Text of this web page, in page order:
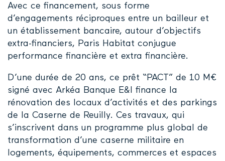
Avec ce financement, sous forme
d’engagements réciproques entre un bailleur et
un établissement bancaire, autour d’objectifs
extra-financiers, Paris Habitat conjugue
performance financière et extra financière.
D’une durée de 20 ans, ce prêt “PACT” de 10 M€
signé avec Arkéa Banque E&I finance la
rénovation des locaux d’activités et des parkings
de la Caserne de Reuilly. Ces travaux, qui
s’inscrivent dans un programme plus global de
transformation d’une caserne militaire en
logements, équipements, commerces et espaces